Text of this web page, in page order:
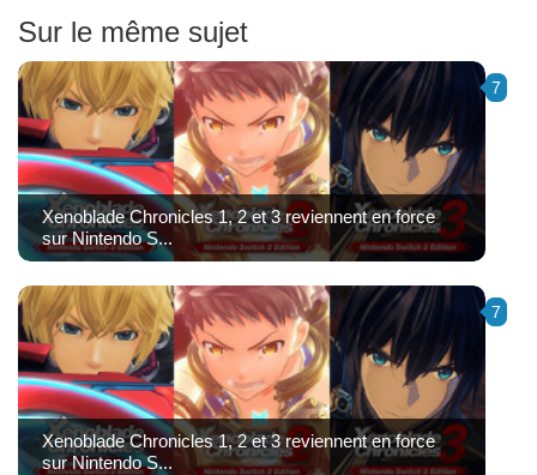
Sur le même sujet
7
Xenoblade Chronicles 1, 2 et 3 reviennent en force
sur Nintendo S...
7
Xenoblade Chronicles 1, 2 et 3 reviennent en force
sur Nintendo S...